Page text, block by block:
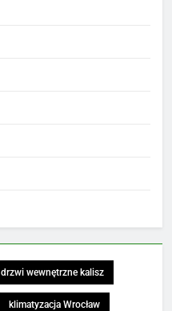
drzwi wewnętrzne kalisz
klimatyzacja Wrocław